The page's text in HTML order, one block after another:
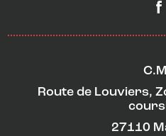
Route de Louviers,
27110